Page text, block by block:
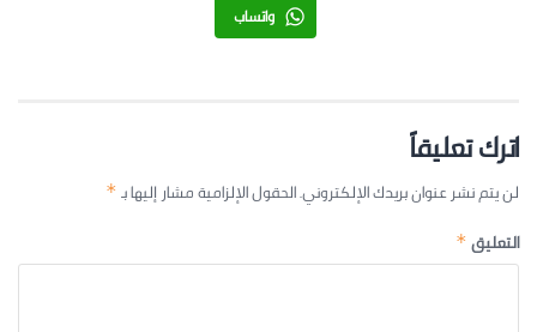
واتساب
اترك تعليقاً
لن يتم نشر عنوان بريدك الإلكتروني.الحقول الإلزامية مشار إليها بـ *
التعليق *